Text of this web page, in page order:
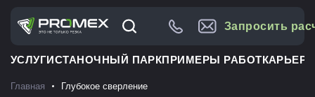
Запросить
УСЛУГИСТАНОЧНЫЙ ПАРКПРИМЕРЫ РАБОТКАРЬЕРА
Главная Глубокое сверление